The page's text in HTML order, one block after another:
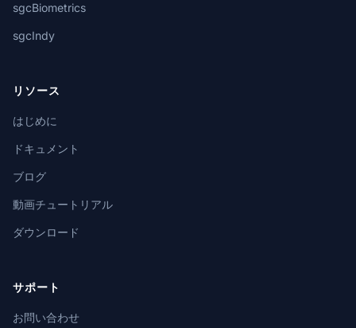
sgcBiometrics
sgcIndy
リソース
はじめに
ドキュメント
ブログ
動画チュートリアル
ダウンロード
サポート
お問い合わせ